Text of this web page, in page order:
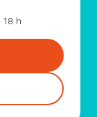
h